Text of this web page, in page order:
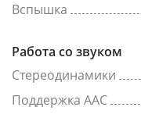
Вспышка
Работа со звуком
Стереодинамики
Поддержка AAC